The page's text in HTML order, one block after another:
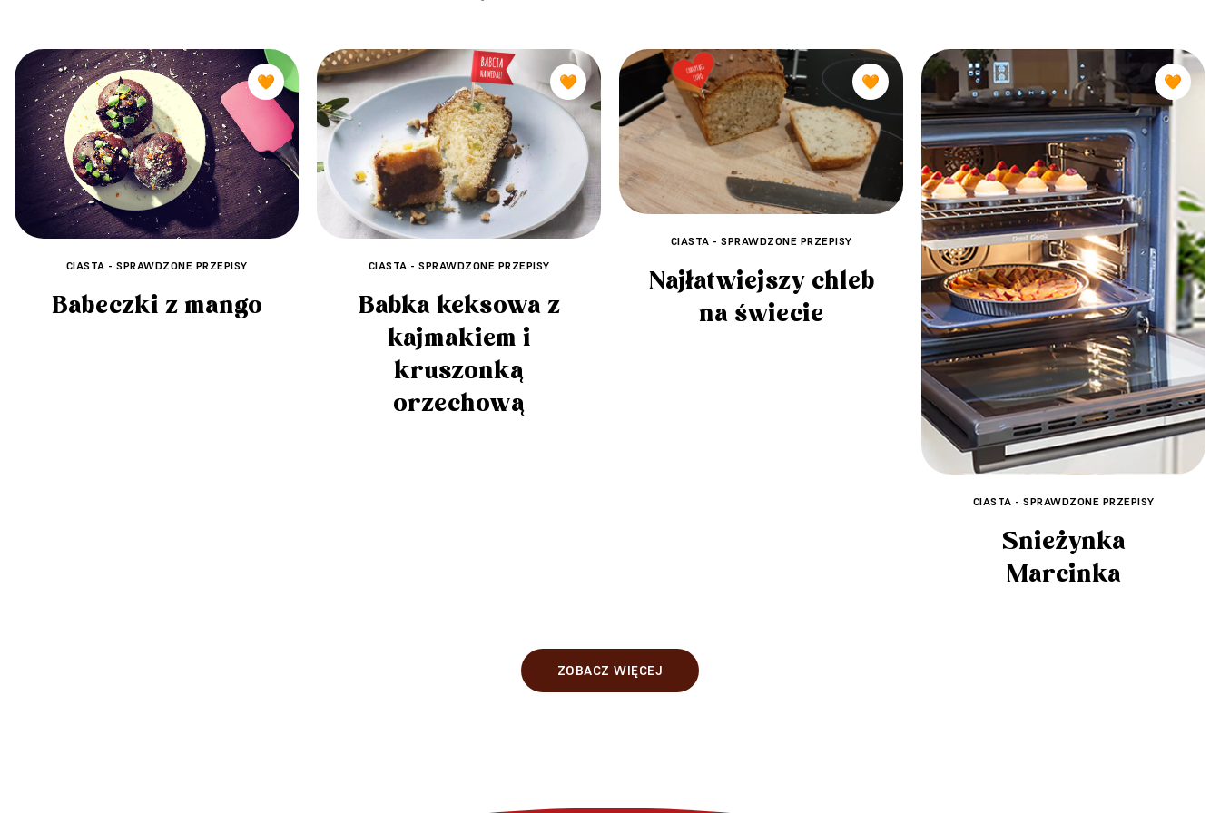
🧡
CIASTA - SPRAWDZONE PRZEPISY
Babeczki z mango
🧡
CIASTA - SPRAWDZONE PRZEPISY
Babka keksowa z
kajmakiem i
kruszonką
orzechową
🧡
CIASTA - SPRAWDZONE PRZEPISY
Najłatwiejszy chleb
na świecie
🧡
CIASTA - SPRAWDZONE PRZEPISY
Śnieżynka
Marcinka
ZOBACZ WIĘCEJ